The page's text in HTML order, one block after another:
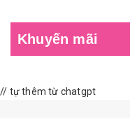
Khuyến mãi
// tự thêm từ chatgpt